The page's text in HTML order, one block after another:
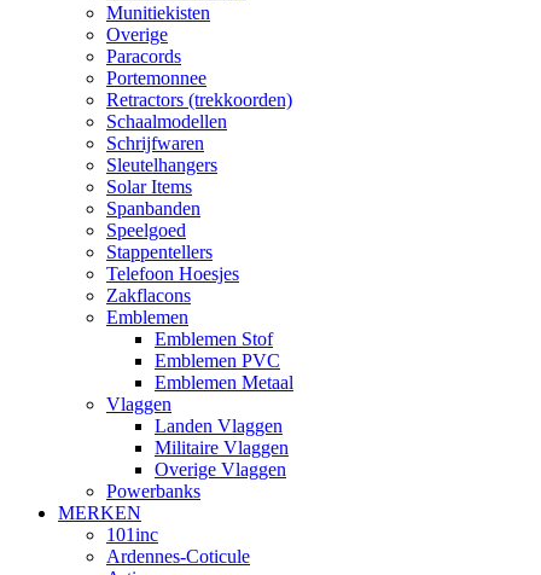
Munitiekisten
Overige
Paracords
Portemonnee
Retractors (trekkoorden)
Schaalmodellen
Schrijfwaren
Sleutelhangers
Solar Items
Spanbanden
Speelgoed
Stappentellers
Telefoon Hoesjes
Zakflacons
Emblemen
Emblemen Stof
Emblemen PVC
Emblemen Metaal
Vlaggen
Landen Vlaggen
Militaire Vlaggen
Overige Vlaggen
Powerbanks
MERKEN
101inc
Ardennes-Coticule